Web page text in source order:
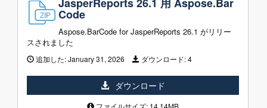
Code
Aspose.BarCode for JasperReports 26.1 がリリー
スされました
追加した:January 31, 2026 ダウンロード:4
ダウンロード
ファイルサイズ: 14.14MB